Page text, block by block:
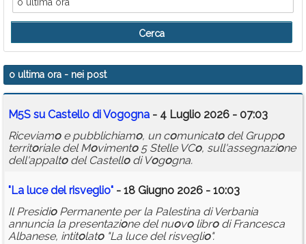
Eventi
Info Utili
Rubriche
Calendario
Annunci
o ultima ora - nei post
M5S su Castello di Vogogna - 4 Luglio 2026 - 07:03
Riceviamoe pubblichiamo, un comunicatodel Gruppo
territoriale del Movimento5 Stelle VCo, sull'assegnazione
dell'appaltodel Castellodi Vogogna.
"La luce del risveglio" - 18 Giugno 2026 - 10:03
Il PresidioPermanente per la Palestina di Verbania
annuncia la presentazione del nuovolibrodi Francesca
Albanese, intitolato"La luce del risveglio".